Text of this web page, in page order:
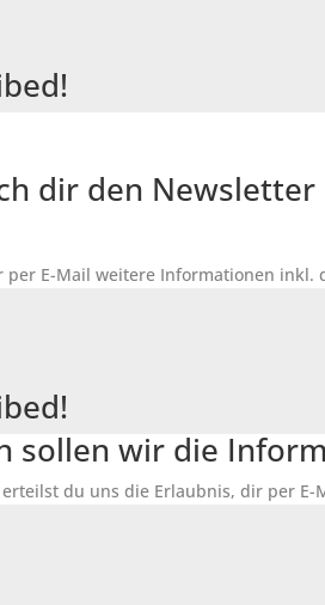
dir den Newsletter
E-Mail weitere Informationen inkl.
sollen wir die
du uns die Erlaubnis, dir per